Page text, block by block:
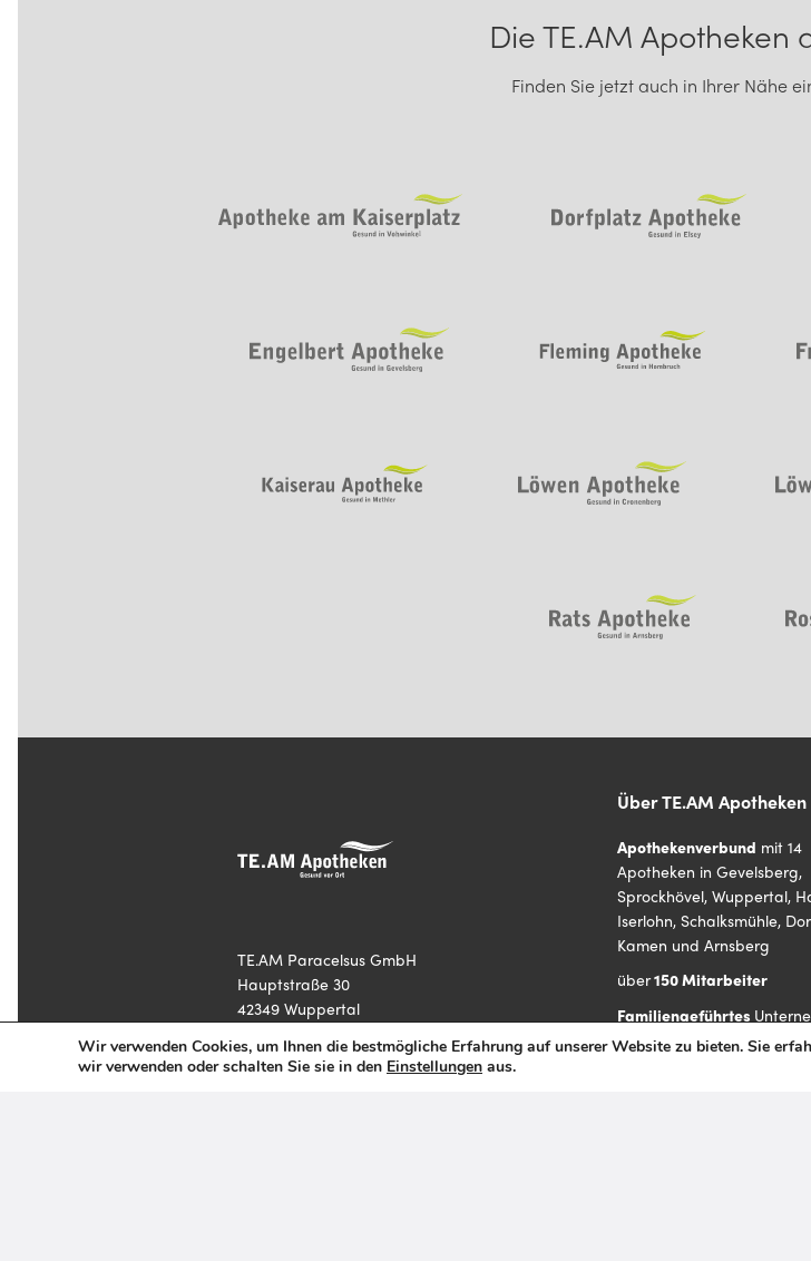
Die TE.AM Apotheken
Finden Sie jetzt auch in Ihrer Nähe
TE.AM Paracelsus GmbH
Hauptstraße 30
42349 Wuppertal
E-Mail:info@team-apotheken.de
Über TE.AM Apotheken
Apothekenverbund mit 14
Apotheken in Gevelsberg,
Sprockhövel, Wuppertal,
Iserlohn, Schalksmühle,
Kamen und Arnsberg
über150 Mitarbeiter
Familiengeführtes
Mitarbeiterorientierte
Wir verwenden Cookies, um Ihnen die bestmögliche Erfahrung auf unserer Website zu bieten. Sie
wir verwenden oder schalten Sie sie in den Einstellungen aus.